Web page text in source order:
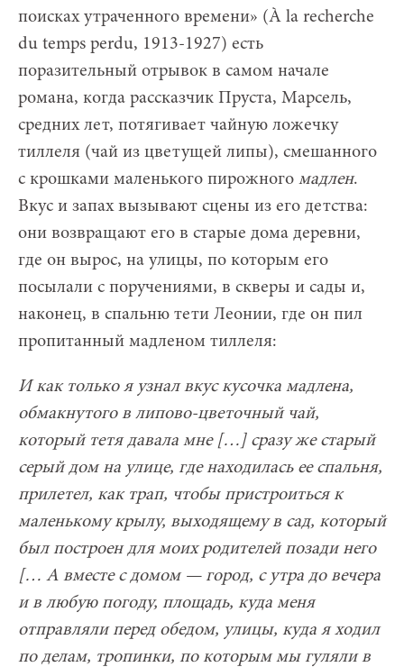
поисках утраченного времени» (À la recherche
du temps perdu, 1913-1927) есть
поразительный отрывок в самом начале
романа, когда рассказчик Пруста, Марсель,
средних лет, потягивает чайную ложечку
тиллеля (чай из цветущей липы), смешанного
с крошками маленького пирожного мадлен.
Вкус и запах вызывают сцены из его детства:
они возвращают его в старые дома деревни,
где он вырос, на улицы, по которым его
посылали с поручениями, в скверы и сады и,
наконец, в спальню тети Леонии, где он пил
пропитанный мадленом тиллеля:
И как только я узнал вкус кусочка мадлена,
обмакнутого в липово-цветочный чай,
который тетя давала мне […] сразу же старый
серый дом на улице, где находилась ее спальня,
прилетел, как трап, чтобы пристроиться к
маленькому крылу, выходящему в сад, который
был построен для моих родителей позади него
[… А вместе с домом — город, с утра до вечера
и в любую погоду, площадь, куда меня
отправляли перед обедом, улицы, куда я ходил
по делам, тропинки, по которым мы гуляли в